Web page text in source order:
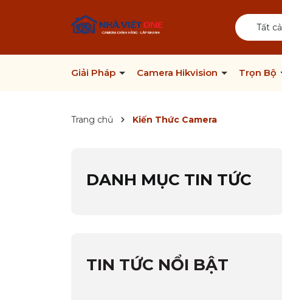
Tất cả
Giải Pháp Camera Hikvision Trọn Bộ
Trang chủ Kiến Thức Camera
DANH MỤC TIN TỨC
TIN TỨC NỔI BẬT